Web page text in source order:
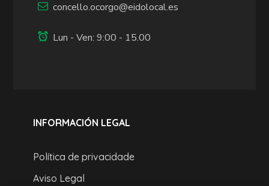
concello.ocorgo@eidolocal.es
Lun - Ven: 9:00 - 15.00
INFORMACIÓN LEGAL
Política de privacidade
Aviso Legal